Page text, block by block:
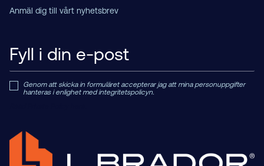
Anmäl dig till vårt nyhetsbrev
Genom att skicka in formuläret accepterar jag att mina personuppgifter
hanteras i enlighet med integritetspolicyn.